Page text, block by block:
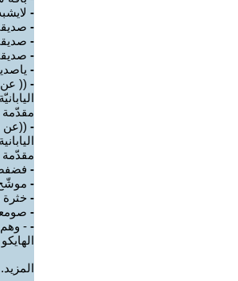
-
-
-
-
-
- (( عن
- ((عن
مقدّمة
-
-
-
-
-
-